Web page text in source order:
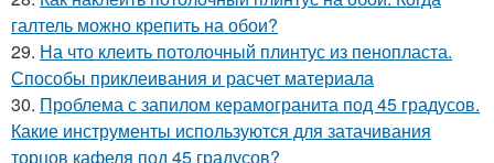
галтель можно крепить на обои?
29. На что клеить потолочный плинтус из пенопласта.
Способы приклеивания и расчет материала
30. Проблема с запилом керамогранита под 45 градусов.
Какие инструменты используются для затачивания
торцов кафеля под 45 градусов?